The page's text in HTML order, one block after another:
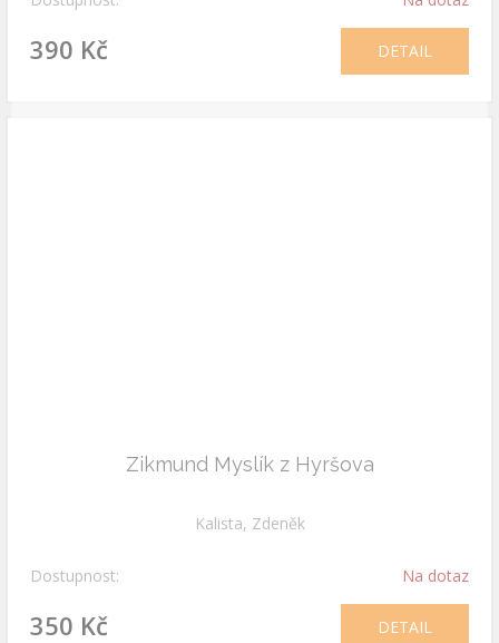
390 Kč DETAIL
Zikmund Myslík z Hyršova
Kalista, Zdeněk
Dostupnost: Na dotaz
350 Kč DETAIL